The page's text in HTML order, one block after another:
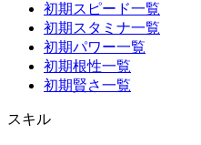
初期スピード一覧
初期スタミナ一覧
初期パワー一覧
初期根性一覧
初期賢さ一覧
スキル